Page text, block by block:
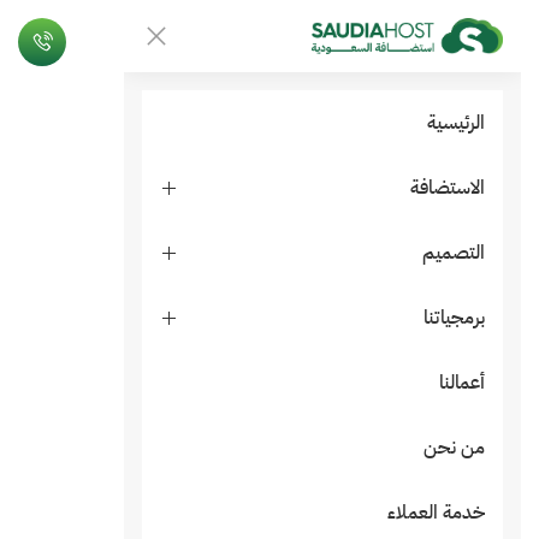
الرئيسية
الاستضافة
التصميم
برمجياتنا
أعمالنا
من نحن
خدمة العملاء